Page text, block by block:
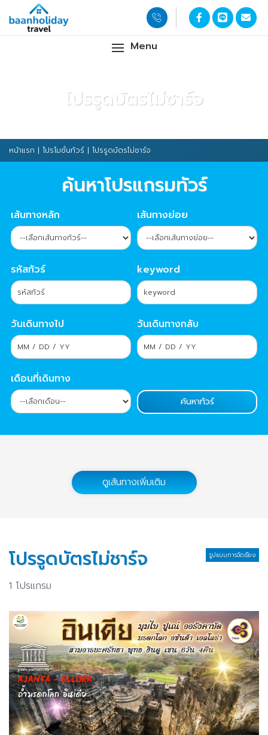
Menu
โปรรูดบัตรไม่ชาร์จ
หน้าแรก | โปรโมชั่นทัวร์ | โปรรูดบัตรไม่ชาร์จ
ค้นหาโปรแกรมทัวร์
เส้นทางหลัก เส้นทางย่อย
รหัสทัวร์ keyword
วันเดินทางไป วันเดินทางกลับ
เดือนที่เดินทาง
ดูเส้นทางเพิ่มเติม
โปรรูดบัตรไม่ชาร์จ
1 โปรแกรม
รูปแบบการจัดเรียง